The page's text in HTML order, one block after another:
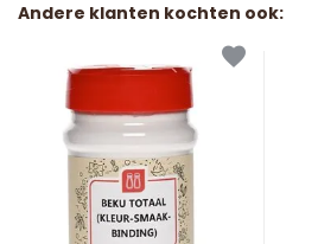
Andere klanten kochten ook: